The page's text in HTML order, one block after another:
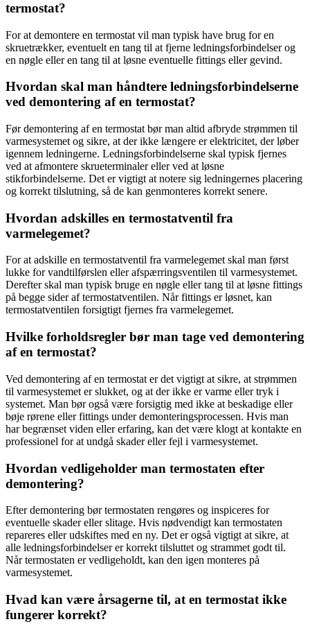
termostat?
For at demontere en termostat vil man typisk have brug for en
skruetrækker, eventuelt en tang til at fjerne ledningsforbindelser og
en nøgle eller en tang til at løsne eventuelle fittings eller gevind.
Hvordan skal man håndtere ledningsforbindelserne
ved demontering af en termostat?
Før demontering af en termostat bør man altid afbryde strømmen til
varmesystemet og sikre, at der ikke længere er elektricitet, der løber
igennem ledningerne. Ledningsforbindelserne skal typisk fjernes
ved at afmontere skrueterminaler eller ved at løsne
stikforbindelserne. Det er vigtigt at notere sig ledningernes placering
og korrekt tilslutning, så de kan genmonteres korrekt senere.
Hvordan adskilles en termostatventil fra
varmelegemet?
For at adskille en termostatventil fra varmelegemet skal man først
lukke for vandtilførslen eller afspærringsventilen til varmesystemet.
Derefter skal man typisk bruge en nøgle eller tang til at løsne fittings
på begge sider af termostatventilen. Når fittings er løsnet, kan
termostatventilen forsigtigt fjernes fra varmelegemet.
Hvilke forholdsregler bør man tage ved demontering
af en termostat?
Ved demontering af en termostat er det vigtigt at sikre, at strømmen
til varmesystemet er slukket, og at der ikke er varme eller tryk i
systemet. Man bør også være forsigtig med ikke at beskadige eller
bøje rørene eller fittings under demonteringsprocessen. Hvis man
har begrænset viden eller erfaring, kan det være klogt at kontakte en
professionel for at undgå skader eller fejl i varmesystemet.
Hvordan vedligeholder man termostaten efter
demontering?
Efter demontering bør termostaten rengøres og inspiceres for
eventuelle skader eller slitage. Hvis nødvendigt kan termostaten
repareres eller udskiftes med en ny. Det er også vigtigt at sikre, at
alle ledningsforbindelser er korrekt tilsluttet og strammet godt til.
Når termostaten er vedligeholdt, kan den igen monteres på
varmesystemet.
Hvad kan være årsagerne til, at en termostat ikke
fungerer korrekt?